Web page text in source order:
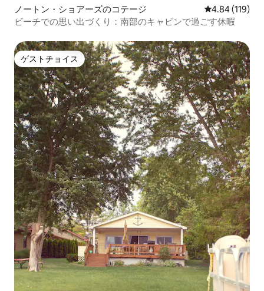
ノートン・ショアーズのコテージ レビュー119
4.84 (119)
ビーチでの思い出づくり：南部のキャビンで過ごす休暇
ゲストチョイス
ゲストチョイス